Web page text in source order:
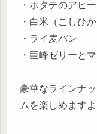
・ホタテのアヒ
・白米（こしひか
・ライ麦パン
・巨峰ゼリーと
豪華なラインナ
ムを楽しめますよ